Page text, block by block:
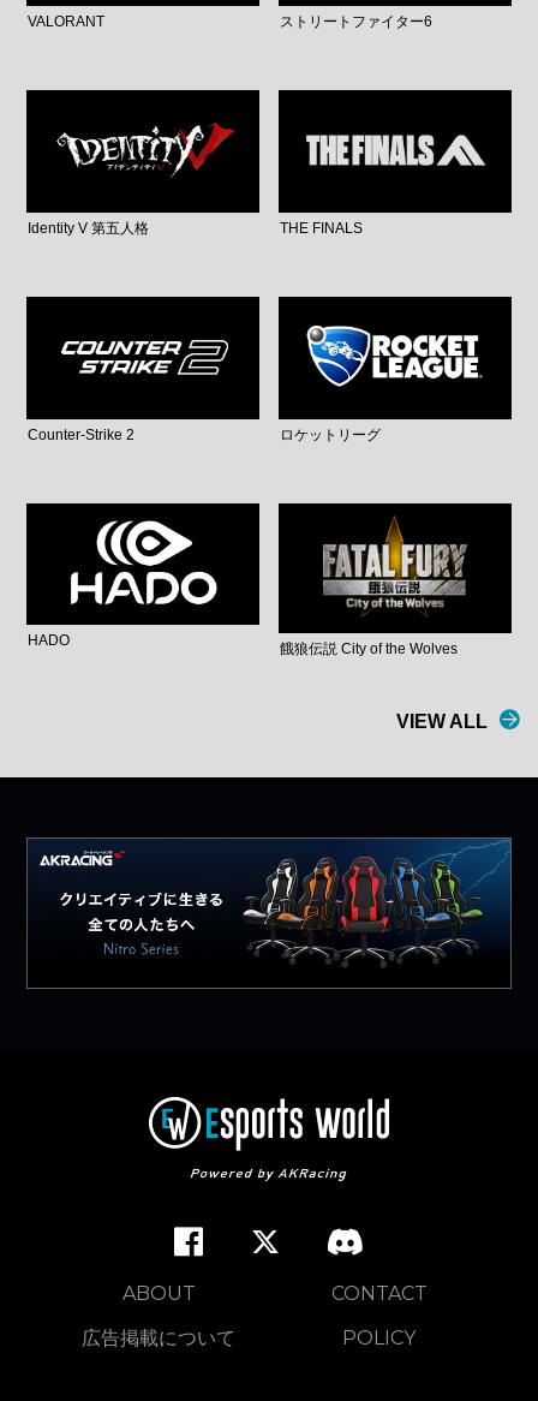
VALORANT ストリートファイター6
Identity V 第五人格 THE FINALS
Counter-Strike 2 ロケットリーグ
HADO
餓狼伝説 City of the Wolves
VIEW ALL
ABOUT
CONTACT
広告掲載について
POLICY